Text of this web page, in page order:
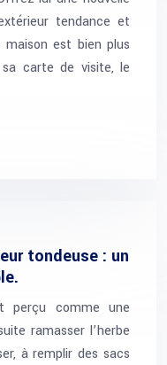
tendance et
est bien plus
sa carte de visite, le
tondeuse : un
perçu comme une
ramasser l’herbe
à remplir des sacs